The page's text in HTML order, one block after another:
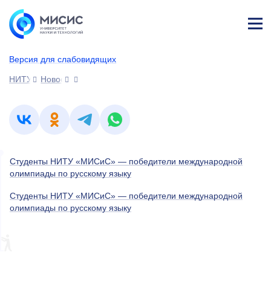
Версия для слабовидящих
НИТУ МИСИС
Новости
Студенты НИТУ «МИСиС» — победители международной
олимпиады по русскому языку
Студенты НИТУ «МИСиС» — победители международной
олимпиады по русскому языку